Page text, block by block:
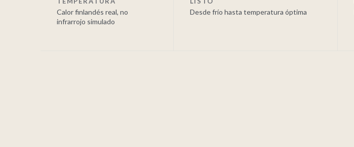
Calor finlandés real, no
infrarrojo simulado
Desde frío hasta temperatura óptima